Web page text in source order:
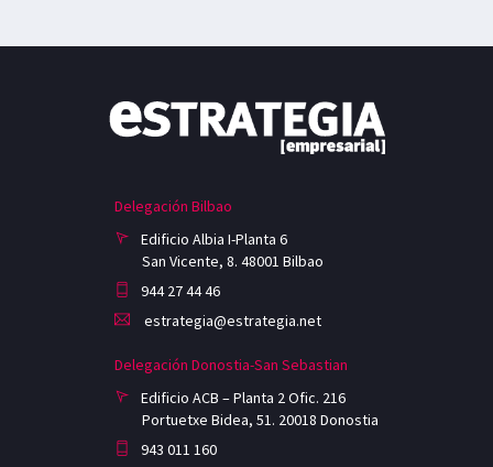
Delegación Bilbao
Edificio Albia I-Planta 6
San Vicente, 8. 48001 Bilbao
944 27 44 46
estrategia@estrategia.net
Delegación Donostia-San Sebastian
Edificio ACB – Planta 2 Ofic. 216
Portuetxe Bidea, 51. 20018 Donostia
943 011 160